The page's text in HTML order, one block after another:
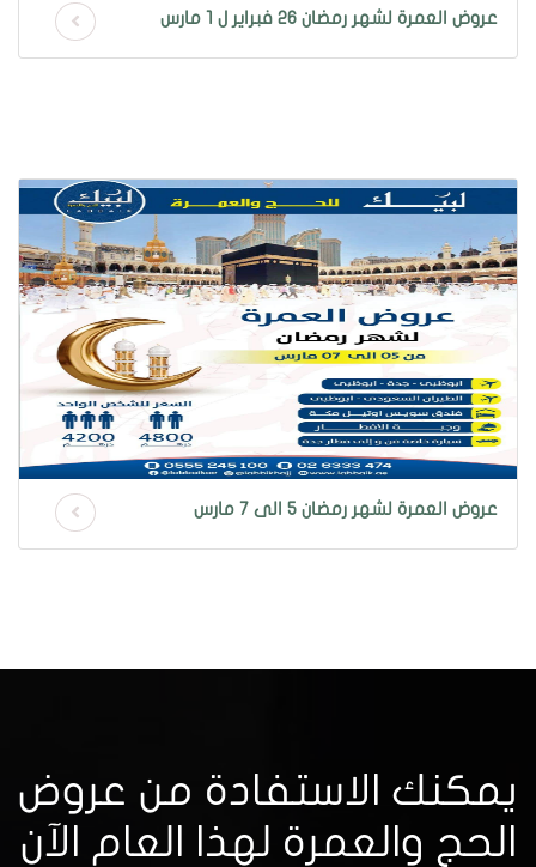
عروض العمرة لشهر رمضان 26 فبراير ل 1 مارس
عروض العمرة لشهر رمضان 5 الى 7 مارس
يمكنك الاستفادة من عروض
الحج والعمرة لهذا العام الآن